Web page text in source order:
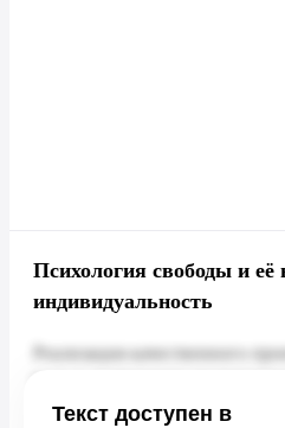
Психология свободы и её
индивидуальность
Текст доступен в